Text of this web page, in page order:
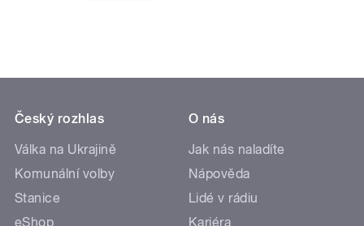
Český rozhlas
Válka na Ukrajině
Komunální volby
Stanice
eShop
O nás
Jak nás naladíte
Nápověda
Lidé v rádiu
Kariéra